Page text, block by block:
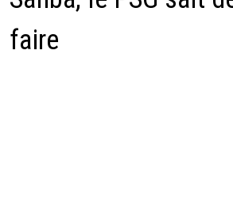
faire